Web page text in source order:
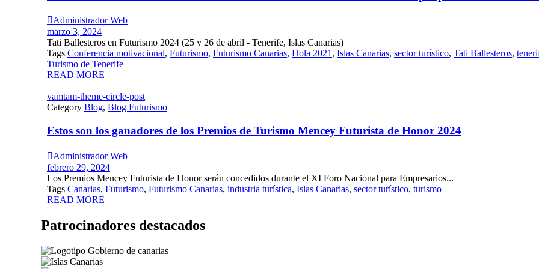
Administrador Web
marzo 3, 2024
Tati Ballesteros en Futurismo 2024 (25 y 26 de abril - Tenerife, Islas Canarias)
Tags Conferencia motivacional, Futurismo, Futurismo Canarias, Hola 2021 , Islas Canarias, sector turístico, Tati Ballesteros,
Turismo de Tenerife
READ MORE
vamtam-theme-circle-post
Category Blog, Blog Futurismo
Estos son los ganadores de los Premios de Turismo Mencey Futurista de Honor 2024
Administrador Web
febrero 29, 2024
Los Premios Mencey Futurista de Honor serán concedidos durante el XI Foro Nacional para Empresarios...
Tags Canarias, Futurismo, Futurismo Canarias, industria turística, Islas Canarias, sector turístico, turismo
READ MORE
Patrocinadores destacados